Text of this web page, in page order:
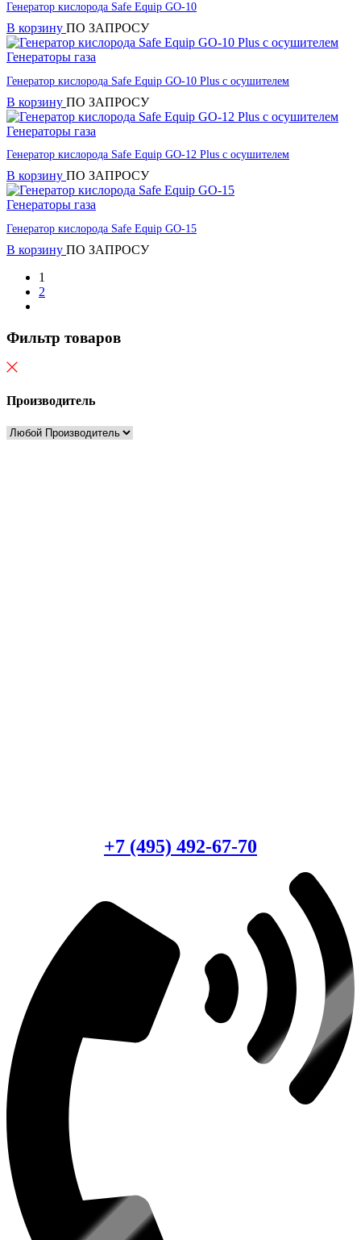
Генератор кислорода Safe Equip GO-10
В корзину ПО ЗАПРОСУ
Генераторы газа
Генератор кислорода Safe Equip GO-10 Plus с осушителем
В корзину ПО ЗАПРОСУ
Генераторы газа
Генератор кислорода Safe Equip GO-12 Plus с осушителем
В корзину ПО ЗАПРОСУ
Генераторы газа
Генератор кислорода Safe Equip GO-15
В корзину ПО ЗАПРОСУ
1
2
Фильтр товаров
Производитель
+7 (495) 492-67-70